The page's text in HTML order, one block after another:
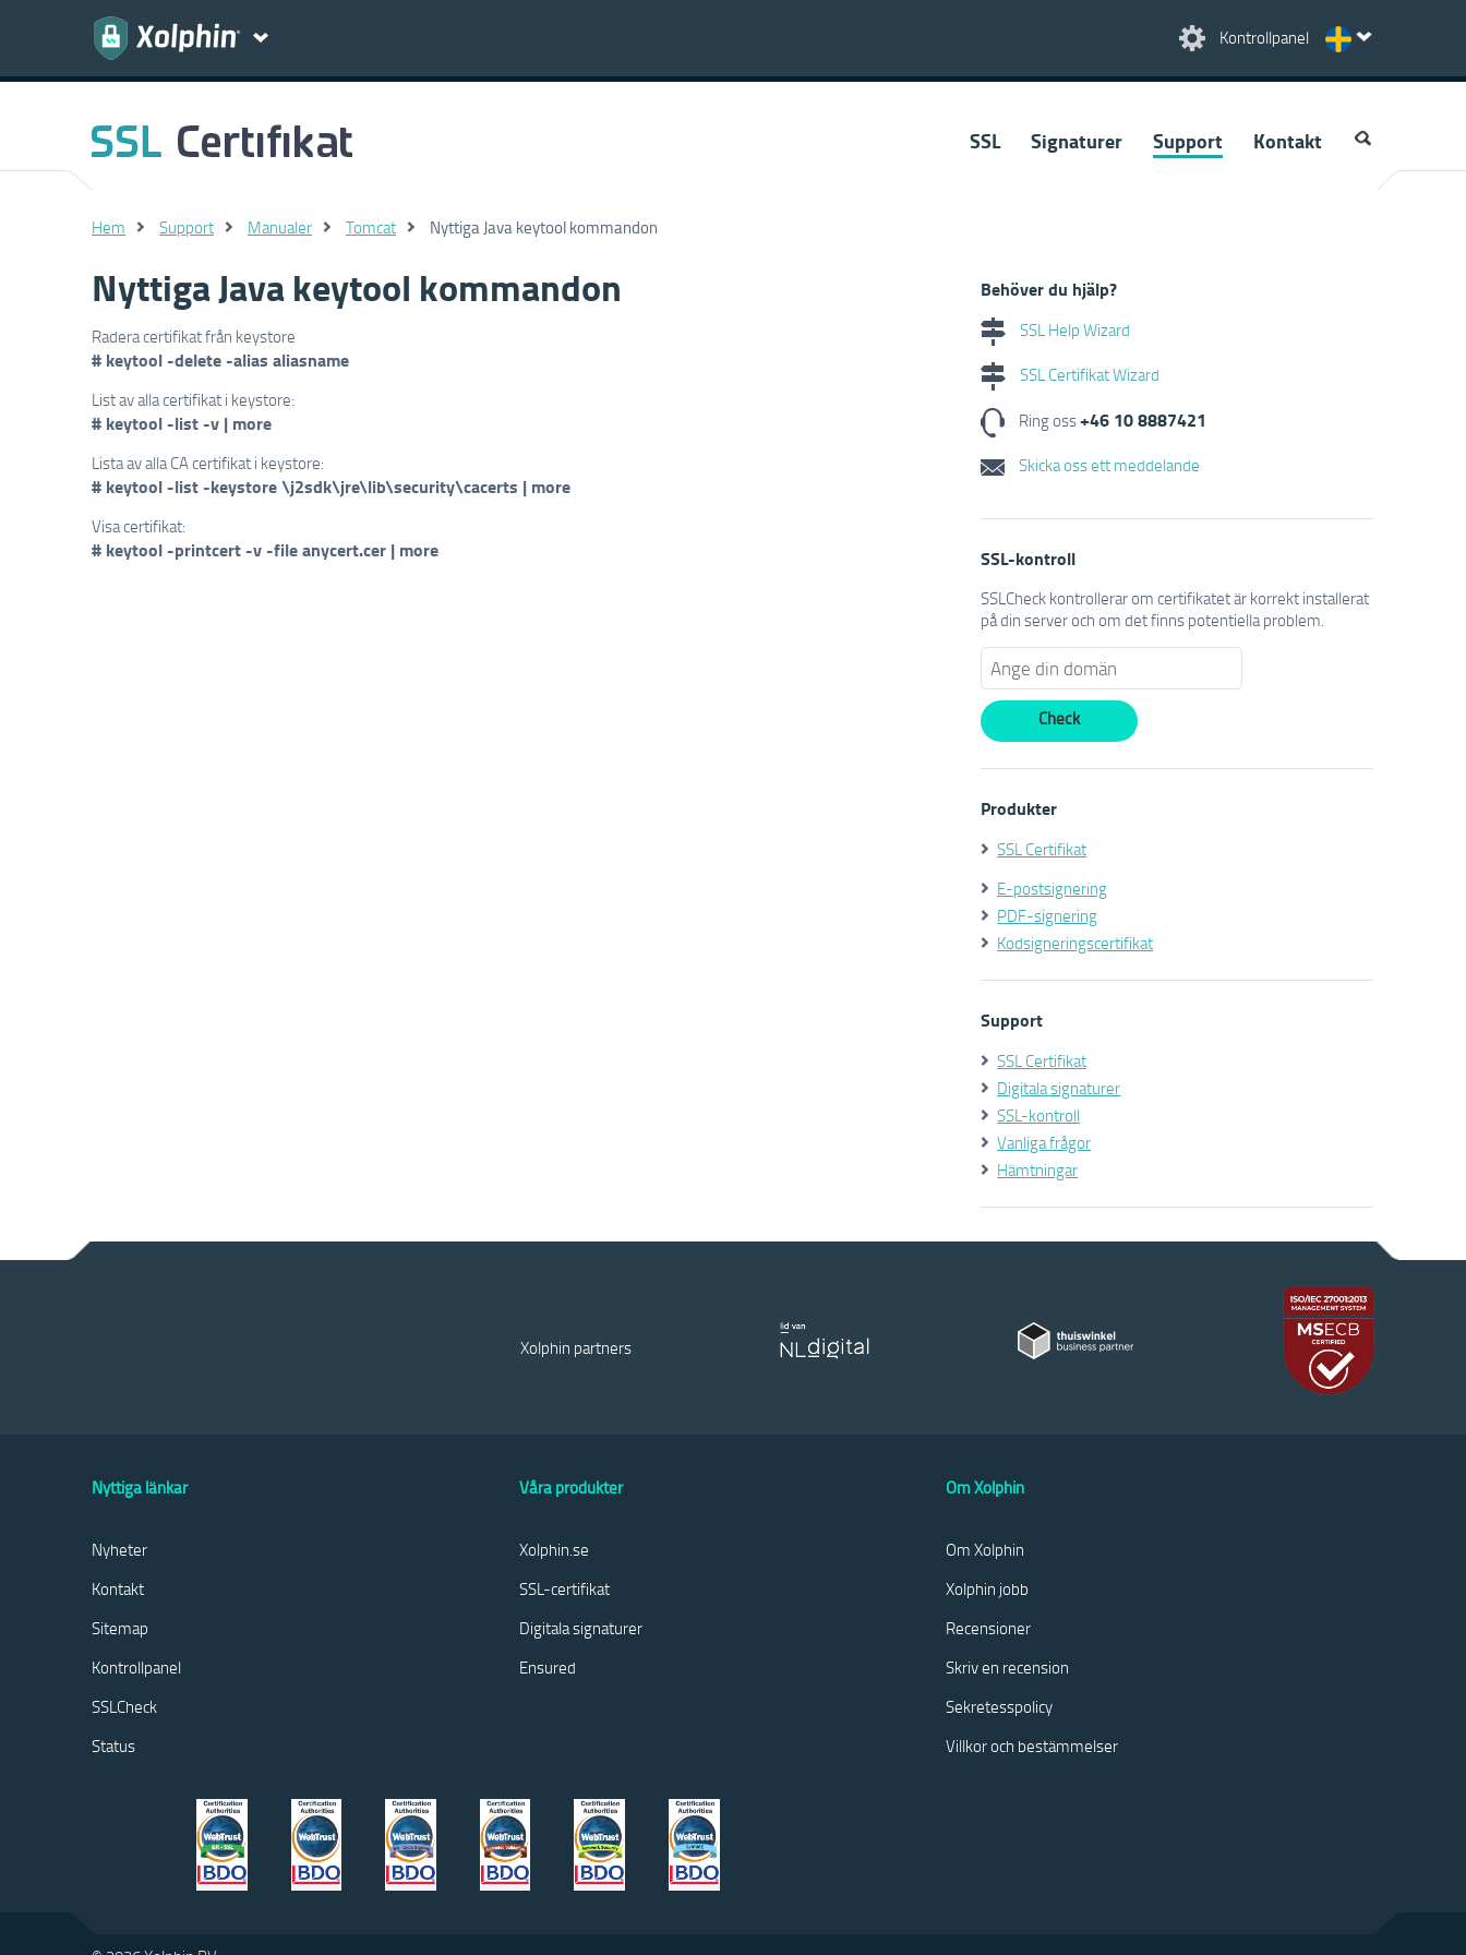
Kontrollpanel
SSL Signaturer Support Kontakt
Hem Support Manualer Tomcat Nyttiga Java keytool kommandon
Nyttiga Java keytool kommandon
Radera certifikat från keystore
# keytool -delete -alias aliasname
List av alla certifikat i keystore:
# keytool -list -v | more
Lista av alla CA certifikat i keystore:
# keytool -list -keystore \j2sdk\jre\lib\security\cacerts | more
Visa certifikat:
# keytool -printcert -v -file anycert.cer | more
Behöver du hjälp?
SSL Help Wizard
SSL Certifikat Wizard
Ring oss+46 10 8887421
Skicka oss ett meddelande
SSL-kontroll
SSLCheck kontrollerar om certifikatet är korrekt installerat
på din server och om det finns potentiella problem.
Produkter
SSL Certifikat
E-postsignering
PDF-signering
Kodsigneringscertifikat
Support
SSL Certifikat
Digitala signaturer
SSL-kontroll
Vanliga frågor
Hämtningar
Xolphin partners
Nyttiga länkar
Nyheter
Kontakt
Sitemap
Kontrollpanel
SSLCheck
Status
Våra produkter
Xolphin.se
SSL-certifikat
Digitala signaturer
Ensured
Om Xolphin
Om Xolphin
Xolphin jobb
Recensioner
Skriv en recension
Sekretesspolicy
Villkor och bestämmelser